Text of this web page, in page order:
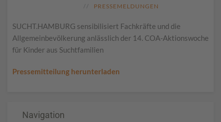
PRESSEMELDUNGEN
SUCHT.HAMBURG sensibilisiert Fachkräfte und die
Allgemeinbevölkerung anlässlich der 14. COA-Aktionswoche
für Kinder aus Suchtfamilien
Pressemitteilung herunterladen
Navigation